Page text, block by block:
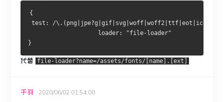
{
test: /
                    loader: "file-loader"
}
代替 file-loader?name=/assets/fonts/[name].[ext]
千羽 2020/06/02 01:54:00